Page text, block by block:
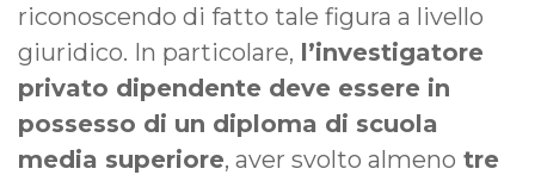
riconoscendo di fatto tale figura a livello
giuridico. In particolare, l’investigatore
privato dipendente deve essere in
possesso di un diploma di scuola
media superiore, aver svolto almeno tre